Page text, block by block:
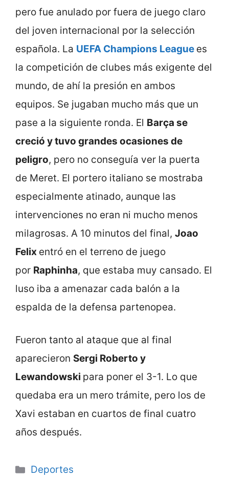
pero fue anulado por fuera de juego claro
del joven internacional por la selección
española. La UEFA Champions League es
la competición de clubes más exigente del
mundo, de ahí la presión en ambos
equipos. Se jugaban mucho más que un
pase a la siguiente ronda. El Barça se
creció y tuvo grandes ocasiones de
peligro, pero no conseguía ver la puerta
de Meret. El portero italiano se mostraba
especialmente atinado, aunque las
intervenciones no eran ni mucho menos
milagrosas. A 10 minutos del final, Joao
Felix entró en el terreno de juego
por Raphinha, que estaba muy cansado. El
luso iba a amenazar cada balón a la
espalda de la defensa partenopea.
Fueron tanto al ataque que al final
aparecieron Sergi Roberto y
Lewandowski para poner el 3-1. Lo que
quedaba era un mero trámite, pero los de
Xavi estaban en cuartos de final cuatro
años después.
Categorie
Deportes